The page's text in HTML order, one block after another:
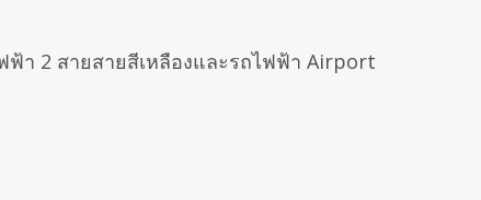
า 2 สายสายสีเหลืองและรถไฟฟ้า Airport